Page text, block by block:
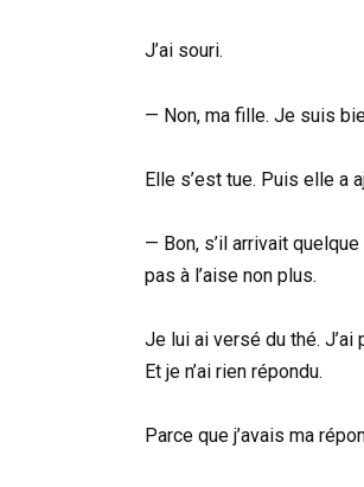
J’ai souri.
— Non, ma fille. Je suis
Elle s’est tue. Puis elle a
— Bon, s’il arrivait
pas à l’aise non plus.
Je lui ai versé du thé. J’ai
Et je n’ai rien répondu.
Parce que j’avais ma